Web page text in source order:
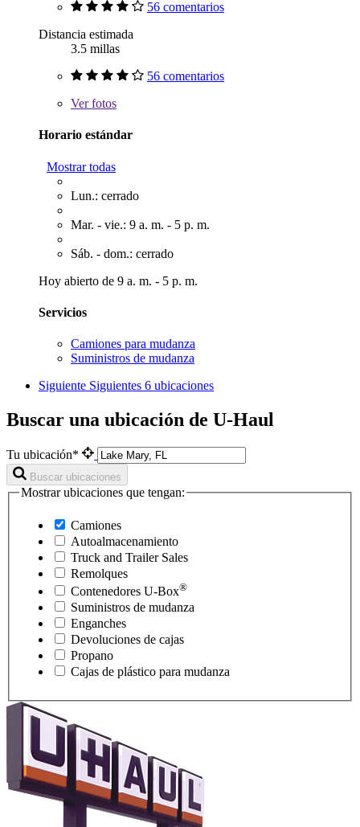
56 comentarios
Distancia estimada
3.5 millas
56 comentarios
Verfotos
Horario estándar
Mostrar todas
Lun.: cerrado
Mar. - vie.: 9 a. m. - 5 p. m.
Sáb. - dom.: cerrado
Hoy abierto de 9 a. m. - 5 p. m.
Servicios
Camiones para mudanza
Suministros de mudanza
Siguiente Siguientes 6 ubicaciones
Buscar una ubicación de U-Haul
Tu ubicación*
Buscar ubicaciones
Mostrar ubicaciones que tengan:
Camiones
Autoalmacenamiento
Truck and Trailer Sales
Remolques
Contenedores U-Box®
Suministros de mudanza
Enganches
Devoluciones de cajas
Propano
Cajas de plástico para mudanza